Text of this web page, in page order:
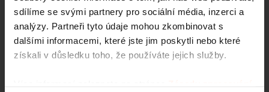
sdílíme se svými partnery pro sociální média, inzerci a
analýzy. Partneři tyto údaje mohou zkombinovat s
dalšími informacemi, které jste jim poskytli nebo které
získali v důsledku toho, že používáte jejich služby.